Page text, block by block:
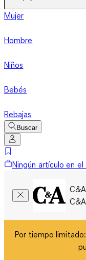
Mujer
Hombre
Niños
Bebés
Rebajas
Buscar
Ningún artículo en el
Por tiempo